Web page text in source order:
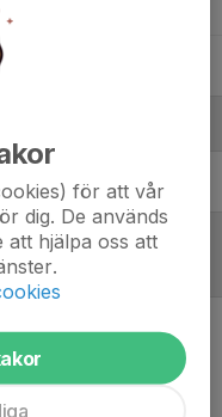
för att vår
dig. De används
hjälpa oss att